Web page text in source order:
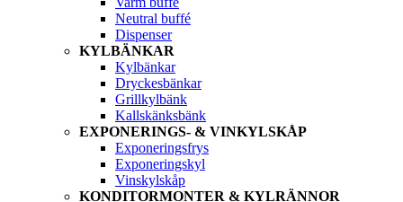
Neutral buffé
Dispenser
KYLBÄNKAR
Kylbänkar
Dryckesbänkar
Grillkylbänk
Kallskänksbänk
EXPONERINGS- & VINKYLSKÅP
Exponeringsfrys
Exponeringskyl
Vinskylskåp
KONDITORMONTER & KYLRÄNNOR